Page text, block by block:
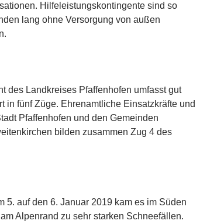
Hilfeleistungskontingente sind so
lang ohne Versorgung von außen
des Landkreises Pfaffenhofen umfasst gut
in fünf Züge. Ehrenamtliche Einsatzkräfte und
Pfaffenhofen und den Gemeinden
bilden zusammen Zug 4 des
5. auf den 6. Januar 2019 kam es im Süden
Alpenrand zu sehr starken Schneefällen.